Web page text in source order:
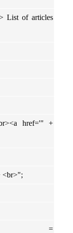
List of articles
href='" +
<br>";
=